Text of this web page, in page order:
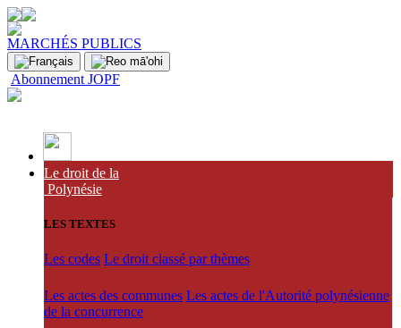
MARCHÉS PUBLICS
Abonnement JOPF
Le droit de la
Polynésie
LES TEXTES
Les codes Le droit classé par thèmes
Les actes des communes Les actes de l'Autorité polynésienne
de la concurrence